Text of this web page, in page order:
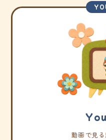
動画で見